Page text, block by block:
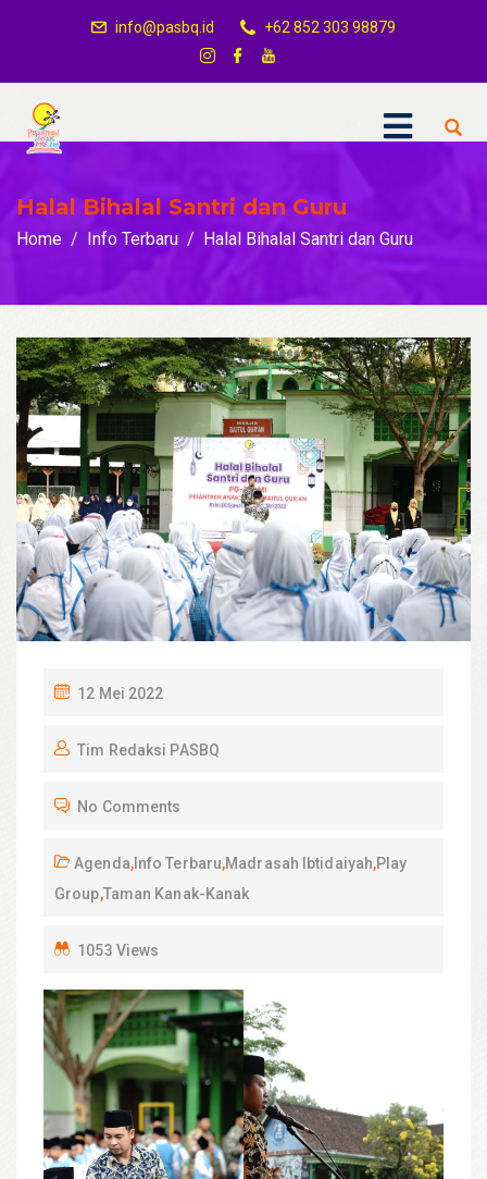
info@pasbq.id +62 852 303 98879
Halal Bihalal Santri dan Guru
Home Info Terbaru Halal Bihalal Santri dan Guru
P
S
E
O
N
12 Mei 2022
Tim Redaksi PASBQ
No Comments
Agenda,Info Terbaru,Madrasah Ibtidaiyah,Play
Group,Taman Kanak-Kanak
1053 Views